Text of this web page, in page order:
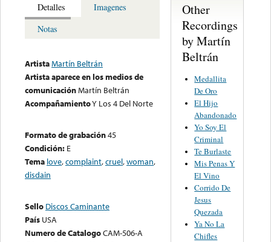
Detalles
Imagenes
Notas
ArtistaMartín Beltrán
Artista aparece en los medios de
comunicaciónMartín Beltrán
AcompañamientoY Los 4 Del Norte
Formato de grabación45
Condición: E
Tema love,complaint,cruel,woman,
disdain
Sello Discos Caminante
País USA
Numero de CatalogoCAM-506-A
Other
Recordings
by Martín
Beltrán
Medallita
De Oro
El Hijo
Abandonado
Yo Soy El
Criminal
Te Burlaste
Mis Penas Y
El Vino
Corrido De
Jesus
Quezada
Ya No La
Chifles